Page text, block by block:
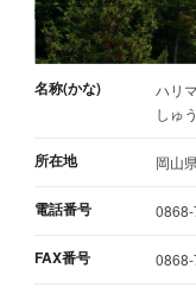
名称(かな)
ハリ
しゅ
所在地 岡山
電話番号
FAX番号